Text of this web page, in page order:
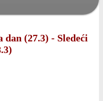
dan (27.3) - Sledeći